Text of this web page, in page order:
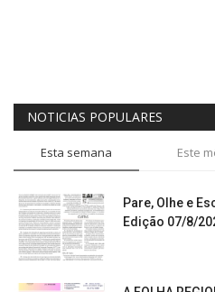
NOTICIAS POPULARES
Esta semana Este
Pare, Olhe e
Edição 07/8/